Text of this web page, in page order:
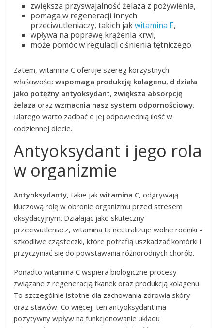
zwiększa przyswajalność żelaza z pożywienia,
pomaga w regeneracji innych
przeciwutleniaczy, takich jakwitamina E,
wpływa na poprawę krążenia krwi,
może pomóc w regulacji ciśnienia tętniczego.
Zatem, witamina C oferuje szereg korzystnych
właściwości:wspomaga produkcję kolagenu, d działa
jako potężny antyoksydant, zwiększa absorpcję
żelaza orazwzmacnia nasz system odpornościowy.
Dlatego warto zadbać o jej odpowiednią ilość w
codziennej diecie.
Antyoksydant i jego rola
w organizmie
Antyoksydanty, takie jakwitamina C, odgrywają
kluczową rolę w obronie organizmu przed stresem
oksydacyjnym. Działając jako skuteczny
przeciwutleniacz, witamina ta neutralizuje wolne rodniki –
szkodliwe cząsteczki, które potrafią uszkadzać komórki i
przyczyniać się do powstawania różnorodnych chorób.
Ponadto witamina C wspiera biologiczne procesy
związane z regeneracją tkanek oraz produkcją kolagenu.
To szczególnie istotne dla zachowania zdrowia skóry
oraz stawów. Co więcej, ten antyoksydant ma
pozytywny wpływ na funkcjonowanie układu